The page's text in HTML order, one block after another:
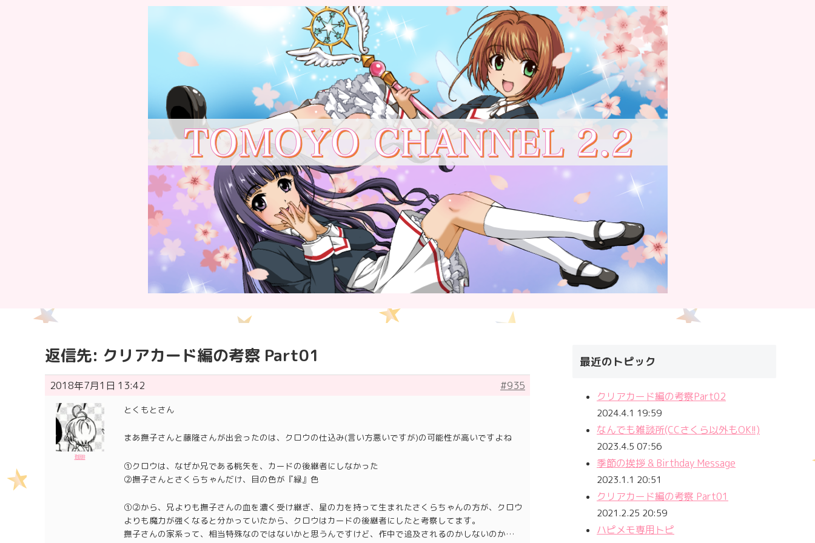
返信先: クリアカード編の考察 Part01
2018年7月1日 13:42 #935
珈琲
とくもとさん
まあ撫子さんと藤隆さんが出会ったのは、クロウの仕込み(言い方悪いですが)の可能性が高いですよね
①クロウは、なぜか兄である桃矢を、カードの後継者にしなかった
②撫子さんとさくらちゃんだけ、目の色が『緑』色
①②から、兄よりも撫子さんの血を濃く受け継ぎ、星の力を持って生まれたさくらちゃんの方が、クロウ
よりも魔力が強くなると分かっていたから、クロウはカードの後継者にしたと考察してます。
撫子さんの家系って、相当特殊なのではないかと思うんですけど、作中で追及されるのかしないのか…
最近のトピック
クリアカード編の考察Part02
2024.4.1 19:59
なんでも雑談所(CCさくら以外もOK!!)
2023.4.5 07:56
季節の挨拶 & Birthday Message
2023.1.1 20:51
クリアカード編の考察 Part01
2021.2.25 20:59
ハピメモ専用トピ